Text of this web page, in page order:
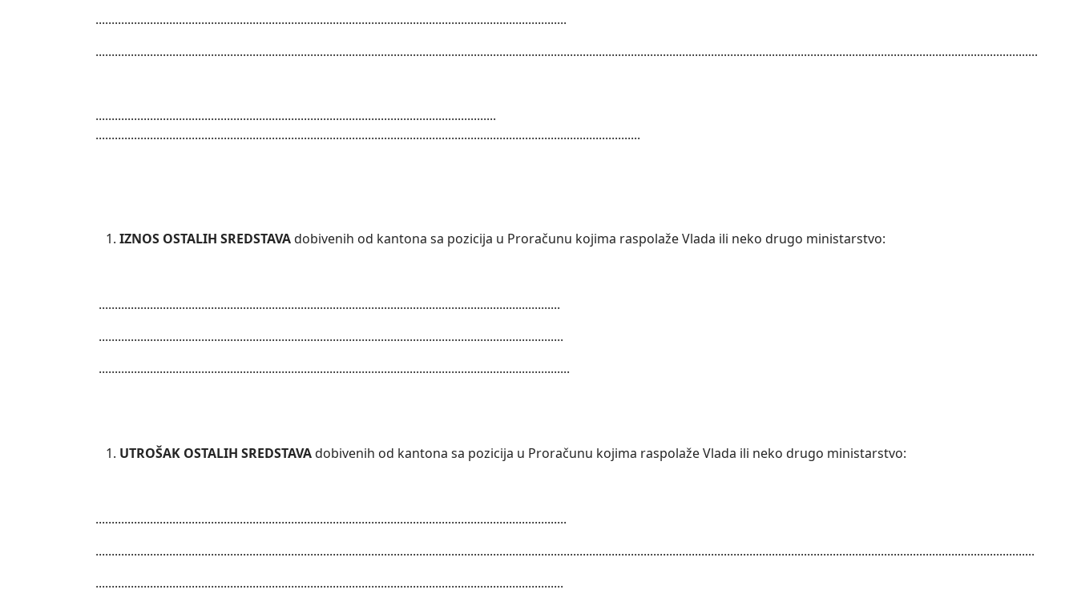
...................................................................................................................................................
......................................................................................................................................................................................................................................................................................................
.............................................................................................................................
..........................................................................................................................................................................
IZNOS OSTALIH SREDSTAVAdobivenih od kantona sa pozicija u Proračunu kojima raspolaže Vlada ili neko drugo ministarstvo:
................................................................................................................................................
.................................................................................................................................................
...................................................................................................................................................
UTROŠAK OSTALIH SREDSTAVAdobivenih od kantona sa pozicija u Proračunu kojima raspolaže Vlada ili neko drugo ministarstvo:
...................................................................................................................................................
.....................................................................................................................................................................................................................................................................................................
..................................................................................................................................................